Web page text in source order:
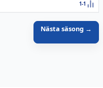
1-1
Nästa säsong →